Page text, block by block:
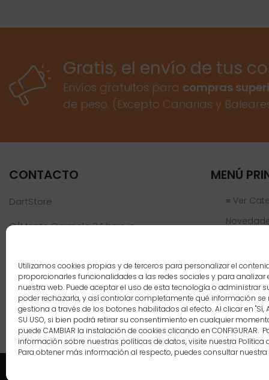
Utilizamos cookies propias y de terceros para personalizar el
proporcionarles funcionalidades a las redes sociales y para analizar
nuestra web. Puede aceptar el uso de esta tecnología o administrar
poder rechazarla, y así controlar completamente qué información se
gestiona a través de los botones habilitados al efecto. Al clicar en "Sí,
SU USO, si bien podrá retirar su consentimiento en cualquier
puede CAMBIAR la instalación de cookies clicando en CONFIGURAR.
información sobre nuestras políticas de datos, visite nuestra Política
Para obtener más información al respecto, puedes consultar nuestra
Gratis, el envío de tus
Envíos gratuitos para compras
de peso. (Excepto Canarias y
CONTACTO
DartStore
C/Monte Carmelo 34 bajo iz
Teléfono:961 152 301
info@dartstore.es
MENÚ
≡ Ver
Nosotros
Blog
Contacto